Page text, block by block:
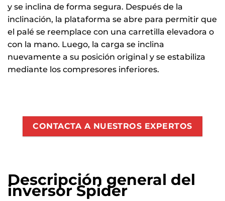
y se inclina de forma segura. Después de la
inclinación, la plataforma se abre para permitir que
el palé se reemplace con una carretilla elevadora o
con la mano. Luego, la carga se inclina
nuevamente a su posición original y se estabiliza
mediante los compresores inferiores.
CONTACTA A NUESTROS EXPERTOS
Descripción general del
inversor Spider